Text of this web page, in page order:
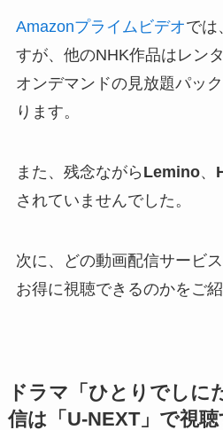
Amazonプライムビデオでは
すが、他のNHK作品はレン
オンデマンドの見放題パッ
ります。
また、残念ながら Lemino、
されていませんでした。
次に、どの動画配信サービ
お得に視聴できるのかをご紹
ドラマ 「 ひとりでしに
信は「U-NEXT」で視